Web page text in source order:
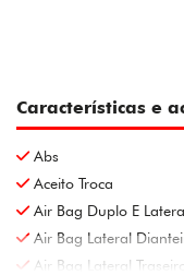
Características e
Abs
Aceito Troca
Air Bag Duplo E
Air Bag Lateral
Air Bag Lateral Traseiro